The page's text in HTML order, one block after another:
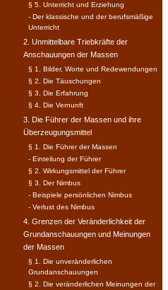
§ 5. Unterricht und Erziehung
- Der klassische und der berufsmäßige
Unterricht
2. Unmittelbare Triebkräfte der
Anschauungen der Massen
§ 1. Bilder, Worte und Redewendungen
§ 2. Die Täuschungen
§ 3. Die Erfahrung
§ 4. Die Vernunft
3. Die Führer der Massen und ihre
Überzeugungsmittel
§ 1. Die Führer der Massen
- Einteilung der Führer
§ 2. Wirkungsmittel der Führer
§ 3. Der Nimbus
- Beispiele persönlichen Nimbus
- Verlust des Nimbus
4. Grenzen der Veränderlichkeit der
Grundanschauungen und Meinungen
der Massen
§ 1. Die unveränderlichen
Grundanschauungen
§ 2. Die veränderlichen Meinungen der